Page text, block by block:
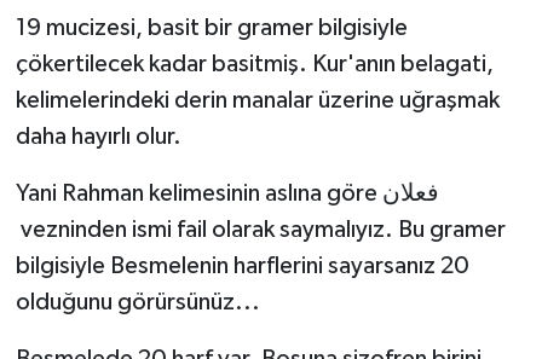
19 mucizesi, basit bir gramer bilgisiyle
çökertilecek kadar basitmiş. Kur'anın belagati,
kelimelerindeki derin manalar üzerine uğraşmak
daha hayırlı olur.
Yani Rahman kelimesinin aslına göre فعلان
vezninden ismi fail olarak saymalıyız. Bu gramer
bilgisiyle Besmelenin harflerini sayarsanız 20
olduğunu görürsünüz...